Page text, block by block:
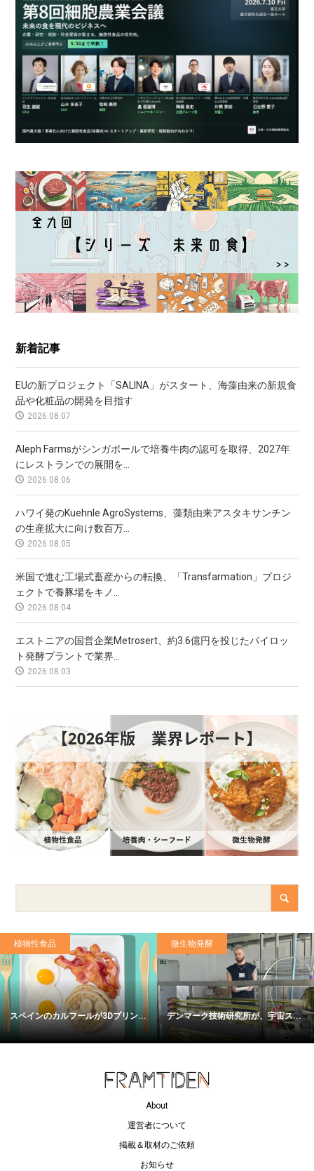
新着記事
EUの新プロジェクト「SALINA」がスタート、海藻由来の新規食
品や化粧品の開発を目指す
2026.08.07
Aleph Farmsがシンガポールで培養牛肉の認可を取得、2027年
にレストランでの展開を...
2026.08.06
ハワイ発のKuehnle AgroSystems、藻類由来アスタキサンチン
の生産拡大に向け数百万...
2026.08.05
米国で進む工場式畜産からの転換、「Transfarmation」プロジ
ェクトで養豚場をキノ...
2026.08.04
エストニアの国営企業Metrosert、約3.6億円を投じたパイロッ
ト発酵プラントで業界...
2026.08.03
植物性食品
スペインのカルフールが3Dプリン...
微生物発酵
デンマーク技術研究所が、宇宙ス...
About
運営者について
掲載＆取材のご依頼
お知らせ